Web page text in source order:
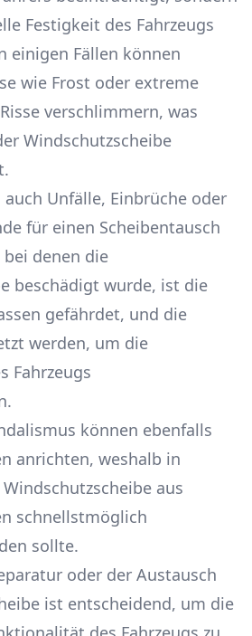
Festigkeit des Fahrzeugs
einigen Fällen können
wie Frost oder extreme
verschlimmern, was
Windschutzscheibe
Unfälle, Einbrüche oder
für einen Scheibentausch
denen die
beschädigt wurde, ist die
gefährdet, und die
werden, um die
Fahrzeugs
können ebenfalls
anrichten, weshalb in
aus
schnellstmöglich
sollte.
oder der Austausch
ist entscheidend, um die